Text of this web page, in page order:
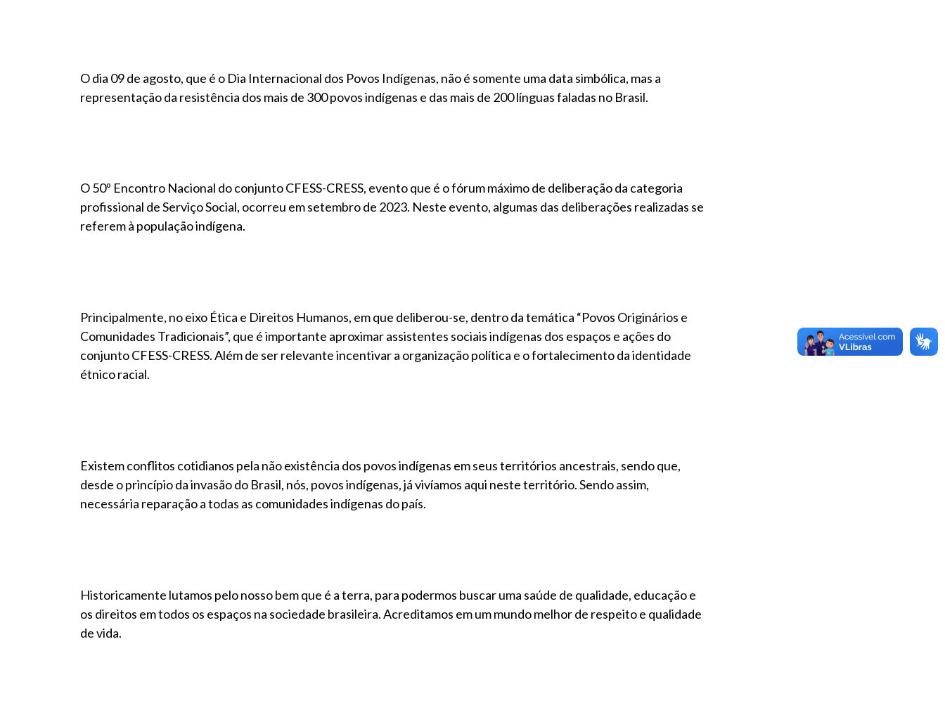
O dia 09 de agosto, que é o Dia Internacional dos Povos Indígenas, não é somente uma data simbólica, mas a
representação da resistência dos mais de 300 povos indígenas e das mais de 200 línguas faladas no Brasil.
O 50º Encontro Nacional do conjunto CFESS-CRESS, evento que é o fórum máximo de deliberação da categoria
profissional de Serviço Social, ocorreu em setembro de 2023. Neste evento, algumas das deliberações realizadas se
referem à população indígena.
Principalmente, no eixo Ética e Direitos Humanos, em que deliberou-se, dentro da temática “Povos Originários e
Comunidades Tradicionais”, que é importante aproximar assistentes sociais indígenas dos espaços e ações do
conjunto CFESS-CRESS. Além de ser relevante incentivar a organização política e o fortalecimento da identidade
étnico racial.
Existem conflitos cotidianos pela não existência dos povos indígenas em seus territórios ancestrais, sendo que,
desde o princípio da invasão do Brasil, nós, povos indígenas, já vivíamos aqui neste território. Sendo assim,
necessária reparação a todas as comunidades indígenas do país.
Historicamente lutamos pelo nosso bem que é a terra, para podermos buscar uma saúde de qualidade, educação e
os direitos em todos os espaços na sociedade brasileira. Acreditamos em um mundo melhor de respeito e qualidade
de vida.